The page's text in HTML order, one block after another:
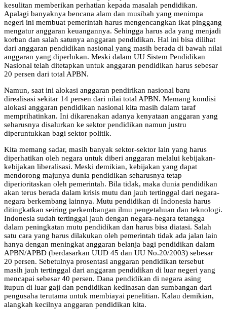
kesulitan memberikan perhatian kepada masalah pendidikan.
Apalagi banyaknya bencana alam dan musibah yang menimpa
negeri ini membuat pemerintah harus mengencangkan ikat pinggang
mengatur anggaran keuangannya. Sehingga harus ada yang menjadi
korban dan salah satunya anggaran pendidikan. Hal ini bisa dilihat
dari anggaran pendidikan nasional yang masih berada di bawah nilai
anggaran yang diperlukan. Meski dalam UU Sistem Pendidikan
Nasional telah ditetapkan untuk anggaran pendidikan harus sebesar
20 persen dari total APBN.
Namun, saat ini alokasi anggaran pendirikan nasional baru
direalisasi sekitar 14 persen dari nilai total APBN. Memang kondisi
alokasi anggaran pendidikan nasional kita masih dalam taraf
memprihatinkan. Ini dikarenakan adanya kenyataan anggaran yang
seharusnya disalurkan ke sektor pendidikan namun justru
diperuntukkan bagi sektor politik.
Kita memang sadar, masih banyak sektor-sektor lain yang harus
diperhatikan oleh negara untuk diberi anggaran melalui kebijakan-
kebijakan liberalisasi. Meski demikian, kebijakan yang dapat
mendorong majunya dunia pendidikan seharusnya tetap
diperioritaskan oleh pemerintah. Bila tidak, maka dunia pendidikan
akan terus berada dalam krisis mutu dan jauh tertinggal dari negara-
negara berkembang lainnya. Mutu pendidikan di Indonesia harus
ditingkatkan seiring perkembangan ilmu pengetahuan dan teknologi.
Indonesia sudah tertinggal jauh dengan negara-negara tetangga
dalam peningkatan mutu pendidikan dan harus bisa diatasi. Salah
satu cara yang harus dilakukan oleh pemerintah tidak ada jalan lain
hanya dengan meningkat anggaran belanja bagi pendidikan dalam
APBN/APBD (berdasarkan UUD 45 dan UU No.20/2003) sebesar
20 persen. Sebetulnya prosentasi anggaran pendidikan tersebut
masih jauh tertinggal dari anggaran pendidikan di luar negeri yang
mencapai sebesar 40 persen. Dana pendidikan di negara asing
itupun di luar gaji dan pendidikan kedinasan dan sumbangan dari
pengusaha terutama untuk membiayai penelitian. Kalau demikian,
alangkah kecilnya anggaran pendidikan kita.